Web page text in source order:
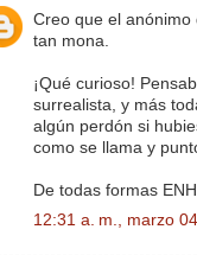
Creo que el
tan mona.
¡Qué curioso!
surrealista, y más
algún perdón si
como se llama y
De todas formas
12:31 a. m., marzo